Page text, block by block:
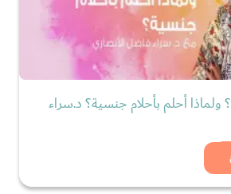
ولماذا أحلم بأحلام جنسية؟ د.سراء